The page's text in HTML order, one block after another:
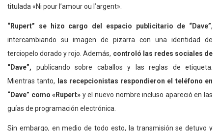
titulada «Ni pour l’amour ou l’argent».
“Rupert” se hizo cargo del espacio publicitario de “Dave”,
intercambiando su imagen de pizarra con una identidad de
terciopelo dorado y rojo. Además, controló las redes sociales de
“Dave”, publicando sobre caballos y las reglas de etiqueta.
Mientras tanto,
las recepcionistas respondieron el teléfono en
“Dave” como «Rupert» y el nuevo nombre incluso apareció en las
guías de programación electrónica.
Sin embargo, en medio de todo esto, la transmisión se detuvo y